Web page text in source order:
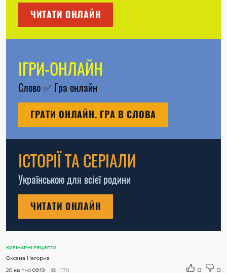
ЧИТАТИ ОНЛАЙН
ІГРИ-ОНЛАЙН
Слово✅ Гра онлайн
ГРАТИ ОНЛАЙН. ГРА В СЛОВА
ІСТОРІЇ ТА СЕРІАЛИ
Українською для всієї родини
ЧИТАТИ ОНЛАЙН
КУЛІНАРНІ РЕЦЕПТИ
Оксана Нагорна
20 квітня 09:19
1170 0 0